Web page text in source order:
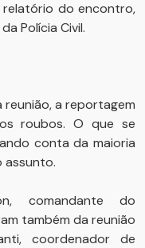
relatório do encontro,
Polícia Civil.
a reportagem
roubos. O que se
conta da maioria
assunto.
comandante do
também da reunião
coordenador de